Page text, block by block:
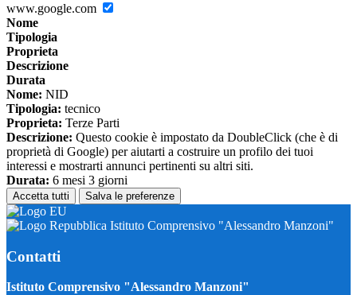
www.google.com
Nome
Tipologia
Proprieta
Descrizione
Durata
Nome: NID
Tipologia: tecnico
Proprieta: Terze Parti
Descrizione: Questo cookie è impostato da DoubleClick (che è di
proprietà di Google) per aiutarti a costruire un profilo dei tuoi
interessi e mostrarti annunci pertinenti su altri siti.
Durata: 6 mesi 3 giorni
Accetta tutti Salva le preferenze
Istituto Comprensivo "Alessandro Manzoni"
Contatti
Istituto Comprensivo "Alessandro Manzoni"